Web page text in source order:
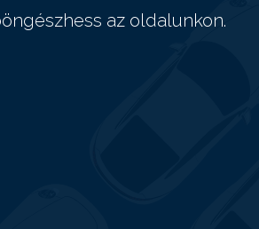
az oldalunkon.